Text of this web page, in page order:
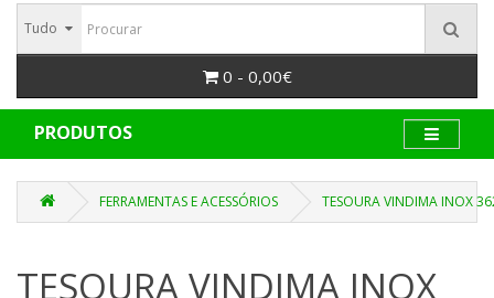
Tudo
0 - 0,00€
PRODUTOS
FERRAMENTAS E ACESSÓRIOS TESOURA VINDIMA INOX
TESOURA VINDIMA INOX